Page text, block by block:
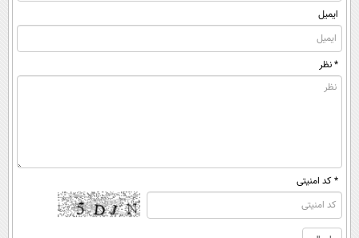
ایمیل
* نظر
* کد امنیتی